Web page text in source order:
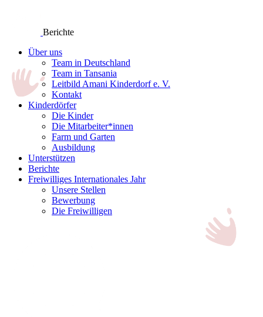
Berichte
Über uns
Team in Deutschland
Team in Tansania
Leitbild Amani Kinderdorf e. V.
Kontakt
Kinderdörfer
Die Kinder
Die Mitarbeiter*innen
Farm und Garten
Ausbildung
Unterstützen
Berichte
Freiwilliges Internationales Jahr
Unsere Stellen
Bewerbung
Die Freiwilligen